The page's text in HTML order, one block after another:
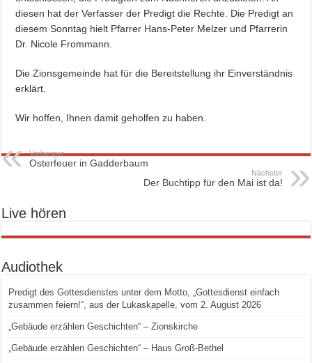
diesen hat der Verfasser der Predigt die Rechte. Die Predigt an
diesem Sonntag hielt Pfarrer Hans-Peter Melzer und Pfarrerin
Dr. Nicole Frommann.
Die Zionsgemeinde hat für die Bereitstellung ihr Einverständnis
erklärt.
Wir hoffen, Ihnen damit geholfen zu haben.
Vorheriger
Osterfeuer in Gadderbaum
Nächster
Der Buchtipp für den Mai ist da!
Live hören
Audiothek
Predigt des Gottesdienstes unter dem Motto, „Gottesdienst einfach
zusammen feiern!“, aus der Lukaskapelle, vom 2. August 2026
„Gebäude erzählen Geschichten“ – Zionskirche
„Gebäude erzählen Geschichten“ – Haus Groß-Bethel